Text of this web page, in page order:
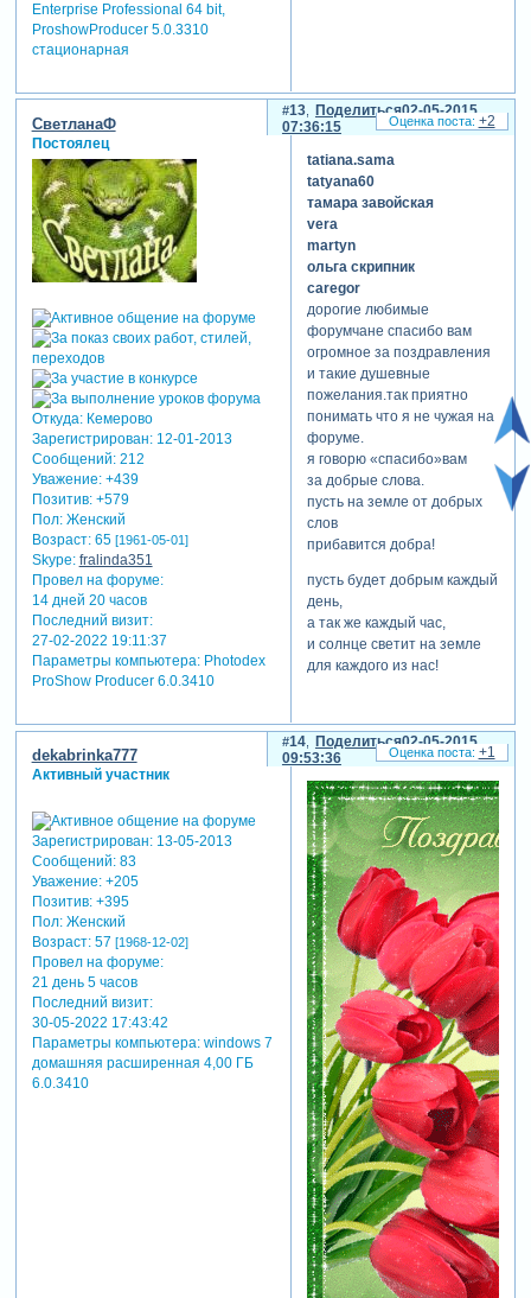
Enterprise Professional 64 bit,
ProshowProducer 5.0.3310
стационарная
Поделиться
13
02-05-2015
07:36:15
СветланаФ
Постоялец
Откуда:Кемерово
Зарегистрирован: 12-01-2013
Сообщений:212
Уважение: +439
Позитив: +579
Пол:Женский
Возраст:65 [1961-05-01]
Skype: fralinda351
Провел на форуме:
14 дней 20 часов
Последний визит:
27-02-2022 19:11:37
Параметры компьютера:Photodex
ProShow Producer 6.0.3410
tatiana.sama
tatyana60
тамара завойская
vera
martyn
ольга скрипник
caregor
дорогие любимые
форумчане спасибо вам
огромное за поздравления
и такие душевные
пожелания.так приятно
понимать что я не чужая на
форуме.
я говорю «спасибо»вам
за добрые слова.
пусть на земле от добрых
слов
прибавится добра!
пусть будет добрым каждый
день,
а так же каждый час,
и солнце светит на земле
для каждого из нас!
+2
Поделиться
14
02-05-2015
09:53:36
dekabrinka777
Активный участник
Зарегистрирован: 13-05-2013
Сообщений:83
Уважение: +205
Позитив: +395
Пол:Женский
Возраст:57 [1968-12-02]
Провел на форуме:
21 день 5 часов
Последний визит:
30-05-2022 17:43:42
Параметры компьютера:windows 7
домашняя расширенная 4,00 ГБ
6.0.3410
+1